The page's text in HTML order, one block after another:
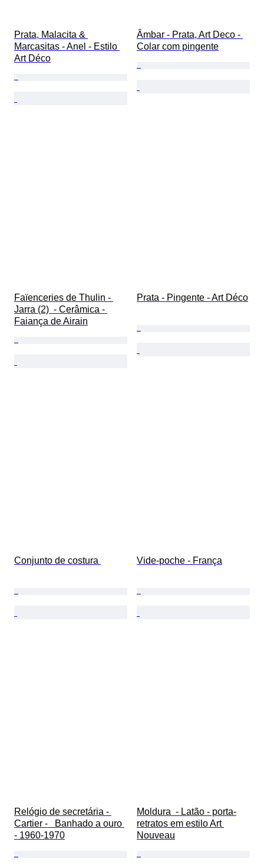
Prata, Malacita &
Marcasitas - Anel - Estilo
Art Déco
Âmbar - Prata, Art Deco -
Colar com pingente
Faïenceries de Thulin -
Jarra (2)  - Cerâmica -
Faiança de Airain
Prata - Pingente - Art Déco
Conjunto de costura Vide-poche - França
Relógio de secretária -
Cartier -   Banhado a ouro
- 1960-1970
Moldura  - Latão - porta-
retratos em estilo Art
Nouveau